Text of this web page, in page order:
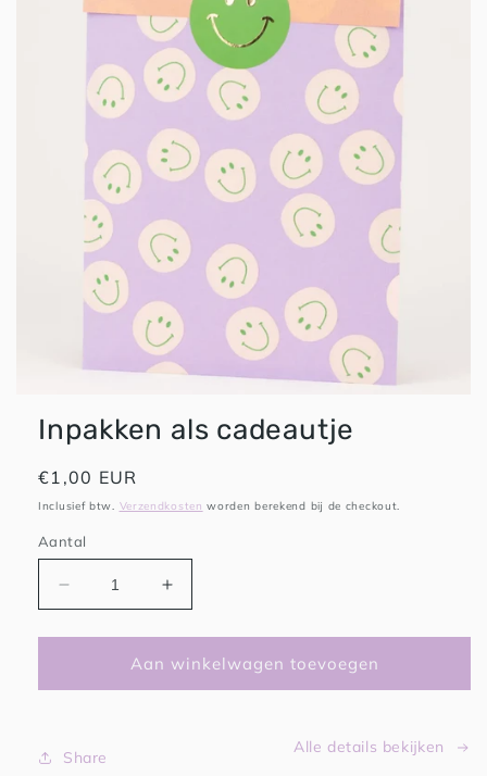
Inpakken als cadeautje
Normale
prijs
€1,00 EUR
Inclusief btw. Verzendkosten worden berekend bij de checkout.
Aantal
Aantal
verlagen
voor
Inpakken
als
Aantal
verhogen
voor
Inpakken
als
Aan winkelwagen toevoegen
Share
Alle details bekijken